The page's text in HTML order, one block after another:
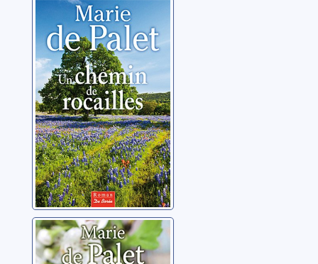
Un chemin de
rocailles
Palet, Marie de
Le temps des
aubépines